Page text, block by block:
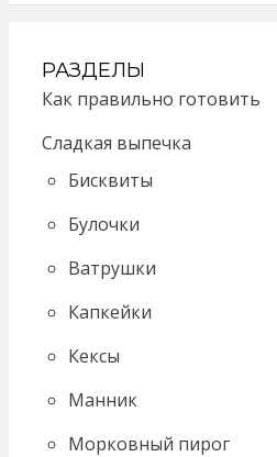
РАЗДЕЛЫ
Как правильно готовить
Сладкая выпечка
Бисквиты
Булочки
Ватрушки
Капкейки
Кексы
Манник
Морковный пирог